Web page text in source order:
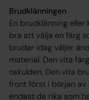
Brudklänningen
En brudklänning
bra att välja en färg
brudar idag väljer
material. Den vita
oskulden. Den vita
front först i början
endast de rika som